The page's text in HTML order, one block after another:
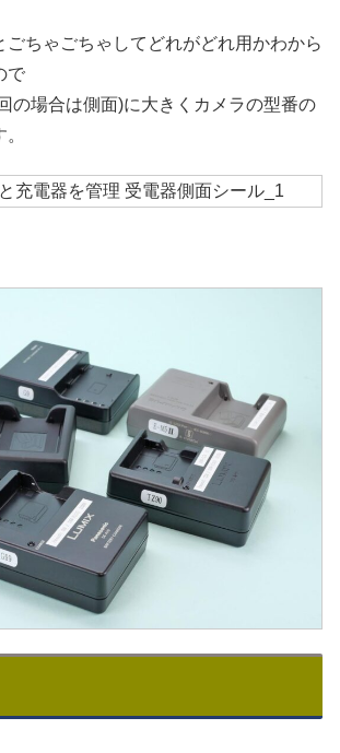
ごちゃごちゃしてどれがどれ用かわから
で
の場合は側面)に大きくカメラの型番の